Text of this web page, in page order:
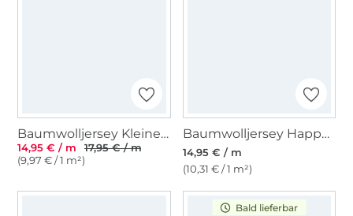
Baumwolljersey Kleine Maus, olivgrün
14,95 € / m
17,95 € / m
(9,97 € / 1 m²)
Baumwolljersey Happy Zoo, wollweiß
14,95 € / m
(10,31 € / 1 m²)
Bald lieferbar